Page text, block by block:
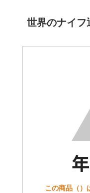
世界のナイ
この商品（）